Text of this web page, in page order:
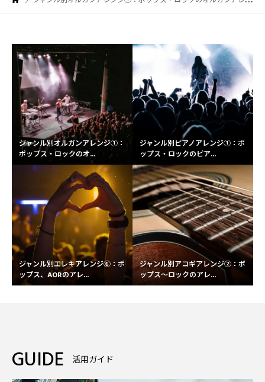
ジャンル別オルガンアレンジ①：
ポップス・ロックのオ...
ジャンル別ピアノアレンジ①：ポ
ップス・ロックのピア...
ジャンル別エレキアレンジ⑥：ポ
ップス、AORのアレ...
ジャンル別アコギアレンジ②：ポ
ップス〜ロックのアレ...
GUIDE 活用ガイド